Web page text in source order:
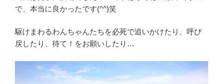
で、本当に良かったです(^^)笑
駆けまわるわんちゃんたちを必死で追いかけたり、呼び
戻したり、待て！をお願いしたり…